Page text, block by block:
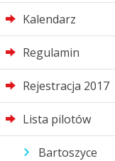
Kalendarz
Regulamin
Rejestracja 2017
Lista pilotów
Bartoszyce